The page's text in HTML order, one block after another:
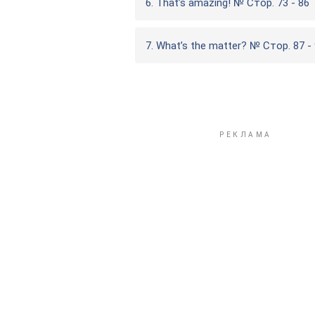
6. That’s amazing! № Стор. 73 - 86
7. What’s the matter? № Стор. 87 -